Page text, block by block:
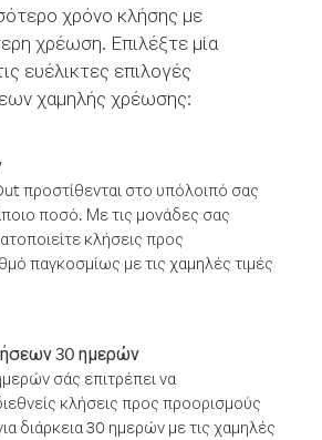
χρόνο κλήσης με
χρέωση. Επιλέξτε μία
ευέλικτες επιλογές
χαμηλής χρέωσης:
προστίθενται στο υπόλοιπό σας
ποσό. Με τις μονάδες σας
κλήσεις προς
παγκοσμίως με τις χαμηλές τιμές
30 ημερών
σάς επιτρέπει να
κλήσεις προς προορισμούς
διάρκεια 30 ημερών με τις χαμηλές